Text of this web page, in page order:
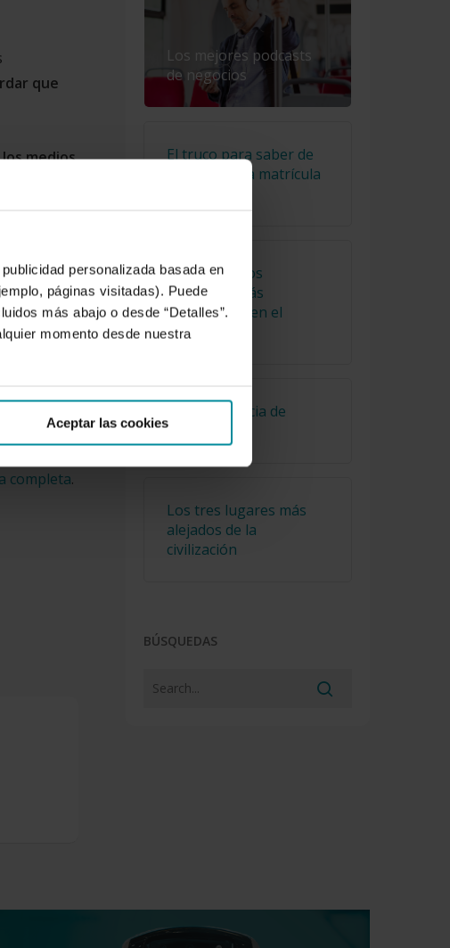
personalizada basada en
páginas visitadas). Puede
más abajo o desde “Detalles”.
momento desde nuestra
Aceptar las cookies
que
medios
los
que
completa.
Los mejores podcasts
de negocios
El truco para saber de
qué año es la matrícula
Cuáles son los
alimentos más
consumidos en el
mundo
La importancia de
Cervantes
Los tres lugares más
alejados de la
civilización
BÚSQUEDAS